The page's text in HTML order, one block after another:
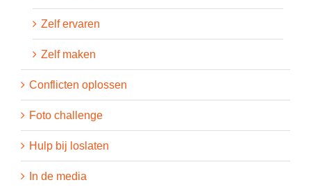
Zelf ervaren
Zelf maken
Conflicten oplossen
Foto challenge
Hulp bij loslaten
In de media